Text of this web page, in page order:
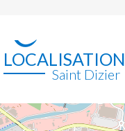
LOCALISATION
Saint Dizier